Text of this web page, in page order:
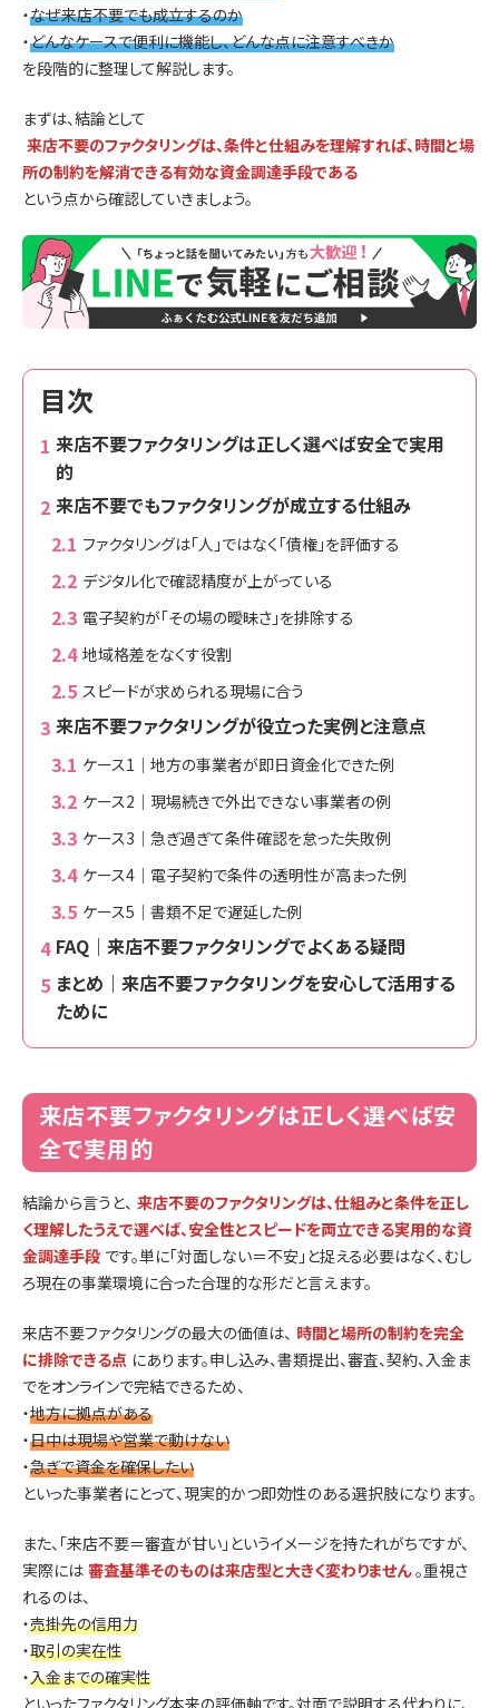
・なぜ来店不要でも成立するのか
・どんなケースで便利に機能し、どんな点に注意すべきか
を段階的に整理して解説します。
まずは、結論として
来店不要のファクタリングは、条件と仕組みを理解すれば、時間と場
所の制約を解消できる有効な資金調達手段である
という点から確認していきましょう。
目次
来店不要ファクタリングは正しく選べば安全で実用
的
来店不要でもファクタリングが成立する仕組み
ファクタリングは「人」ではなく「債権」を評価する
デジタル化で確認精度が上がっている
電子契約が「その場の曖昧さ」を排除する
地域格差をなくす役割
スピードが求められる現場に合う
来店不要ファクタリングが役立った実例と注意点
ケース1｜地方の事業者が即日資金化できた例
ケース2｜現場続きで外出できない事業者の例
ケース3｜急ぎ過ぎて条件確認を怠った失敗例
ケース4｜電子契約で条件の透明性が高まった例
ケース5｜書類不足で遅延した例
FAQ｜来店不要ファクタリングでよくある疑問
まとめ｜来店不要ファクタリングを安心して活用する
ために
来店不要ファクタリングは正しく選べば安
全で実用的
結論から言うと、 来店不要のファクタリングは、仕組みと条件を正し
く理解したうえで選べば、安全性とスピードを両立できる実用的な資
金調達手段 です。単に「対面しない＝不安」と捉える必要はなく、むし
ろ現在の事業環境に合った合理的な形だと言えます。
来店不要ファクタリングの最大の価値は、 時間と場所の制約を完全
に排除できる点 にあります。申し込み、書類提出、審査、契約、入金ま
でをオンラインで完結できるため、
・地方に拠点がある
・日中は現場や営業で動けない
・急ぎで資金を確保したい
といった事業者にとって、現実的かつ即効性のある選択肢になります。
また、「来店不要＝審査が甘い」というイメージを持たれがちですが、
実際には 審査基準そのものは来店型と大きく変わりません 。重視さ
れるのは、
・売掛先の信用力
・取引の実在性
・入金までの確実性